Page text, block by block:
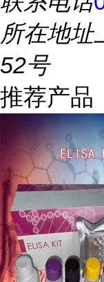
所在地址
52号
推荐产品